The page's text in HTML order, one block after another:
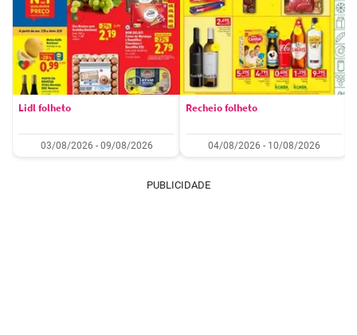
Lidl folheto
03/08/2026 - 09/08/2026
Recheio folheto
04/08/2026 - 10/08/2026
PUBLICIDADE